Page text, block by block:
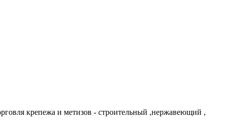
крепежа и метизов - строительный ,нержавеющий ,